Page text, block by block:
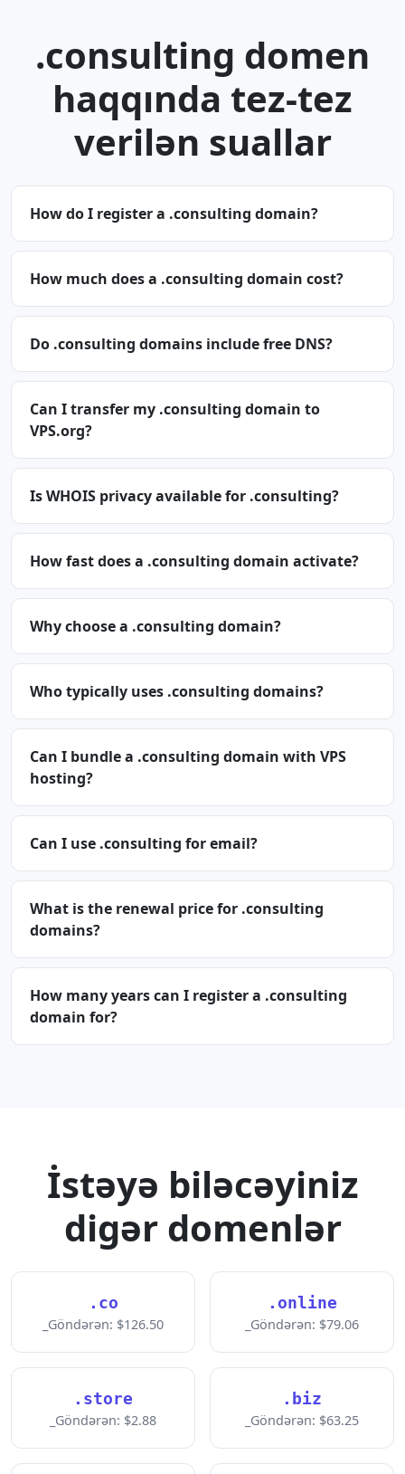
.consulting domen
haqqında tez-tez
verilən suallar
How do I register a .consulting domain?
How much does a .consulting domain cost?
Do .consulting domains include free DNS?
Can I transfer my .consulting domain to
VPS.org?
Is WHOIS privacy available for .consulting?
How fast does a .consulting domain activate?
Why choose a .consulting domain?
Who typically uses .consulting domains?
Can I bundle a .consulting domain with VPS
hosting?
Can I use .consulting for email?
What is the renewal price for .consulting
domains?
How many years can I register a .consulting
domain for?
İstəyə biləcəyiniz
digər domenlər
.co
_Göndərən: $126.50
.online
_Göndərən: $79.06
.store
_Göndərən: $2.88
.biz
_Göndərən: $63.25